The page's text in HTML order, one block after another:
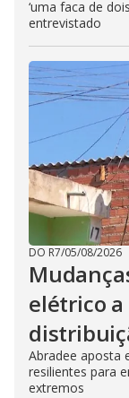
‘uma faca de
entrevistado
DO R7/05/08/2026
elétrico
Abradee aposta
resilientes para
extremos